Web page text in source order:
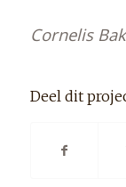
Cornelis
Deel dit